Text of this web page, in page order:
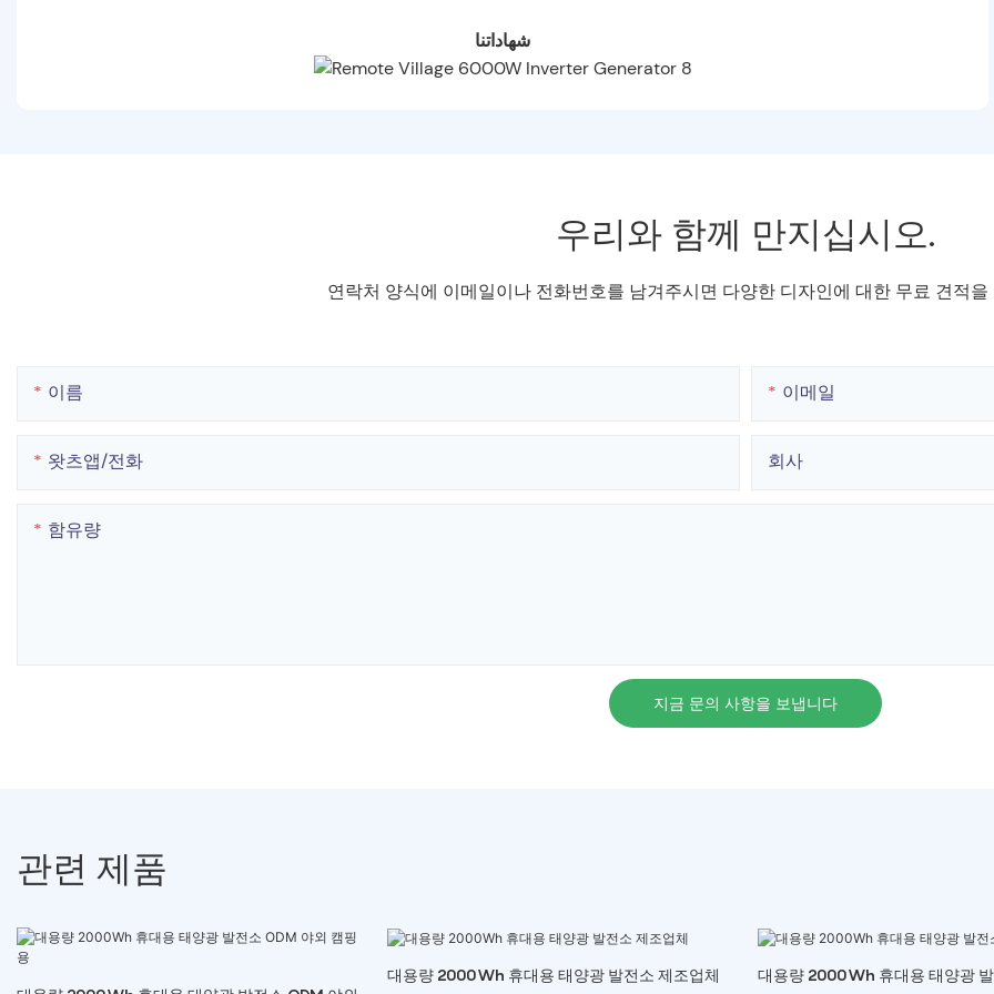
شهاداتنا
우리와 함께 만지십시오.
연락처 양식에 이메일이나 전화번호를 남겨주시면 다양한 디자인에 대한 무료 견적
이름 이메일
왓츠앱/전화 회사
함유량
지금 문의 사항을 보냅니다
관련 제품
대용량 2000Wh 휴대용 태양광 발전소 제조업체 대용량 2000Wh 휴대용 태양광